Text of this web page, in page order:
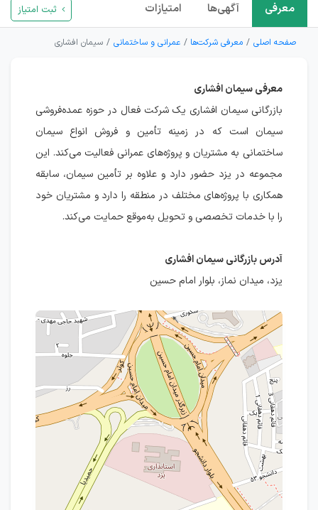
معرفی آگهی‌ها امتیازات ثبت امتیاز
صفحه اصلی معرفی شرکت‌ها عمرانی و ساختمانی سیمان افشاری
معرفی سیمان افشاری
بازرگانی سیمان افشاری یک شرکت فعال در حوزه عمده‌فروشی
سیمان است که در زمینه تأمین و فروش انواع سیمان
ساختمانی به مشتریان و پروژه‌های عمرانی فعالیت می‌کند. این
مجموعه در یزد حضور دارد و علاوه بر تأمین سیمان، سابقه
همکاری با پروژه‌های مختلف در منطقه را دارد و مشتریان خود
را با خدمات تخصصی و تحویل به‌موقع حمایت می‌کند‌.
آدرس بازرگانی سیمان افشاری
یزد، میدان نماز، بلوار امام حسین